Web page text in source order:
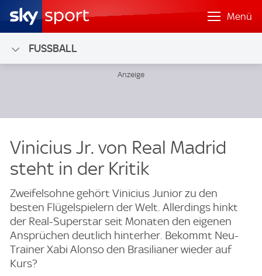
Menü
FUSSBALL
Vinicius Jr. von Real Madrid
steht in der Kritik
Zweifelsohne gehört Vinicius Junior zu den
besten Flügelspielern der Welt. Allerdings hinkt
der Real-Superstar seit Monaten den eigenen
Ansprüchen deutlich hinterher. Bekommt Neu-
Trainer Xabi Alonso den Brasilianer wieder auf
Kurs?